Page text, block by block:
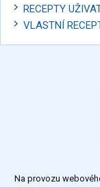
RECEPTY
VLASTNÍ
Na provozu